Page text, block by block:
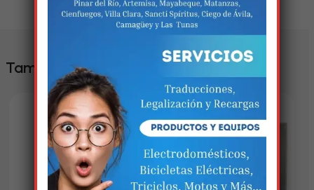
También te puede interesar
Estamos trabalhando
nisso!
Em breve, esta página estará
disponível com novidades
incríveis. Agradecemos pela
paciência e compreensão.